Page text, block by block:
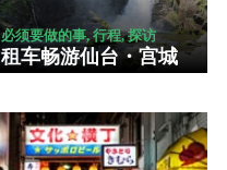
必须要做的事, 行程, 探访
租车畅游仙台・宫城